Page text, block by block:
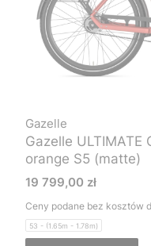
Gazelle
orange S5 (matte)
Gazelle
Cena
19 799,00 zł
Ceny podane bez kosztów
53 - (1.65m - 1.78m)